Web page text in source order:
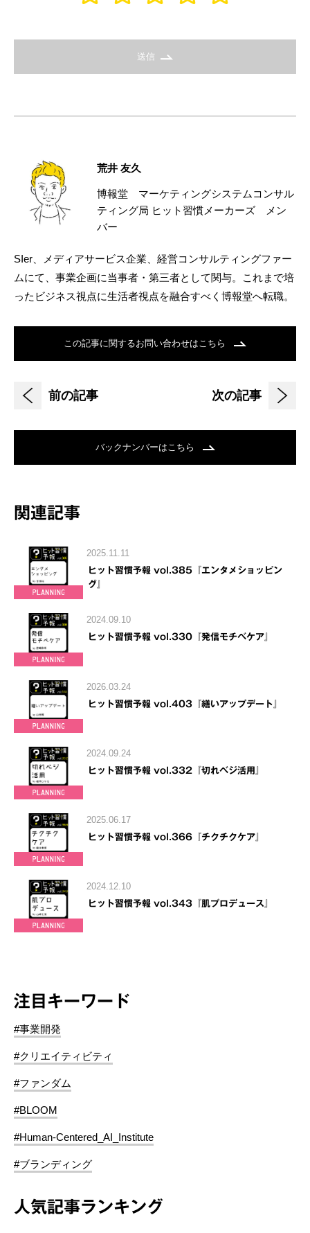
送信
荒井 友久
博報堂 マーケティングシステムコンサル
ティング局 ヒット習慣メーカーズ メン
バー
SIer、メディアサービス企業、経営コンサルティングファー
ムにて、事業企画に当事者・第三者として関与。これまで培
ったビジネス視点に生活者視点を融合すべく博報堂へ転職。
この記事に関するお問い合わせはこちら
前の記事 次の記事
バックナンバーはこちら
関連記事
2025.11.11
ヒット習慣予報 vol.385『エンタメショッピン
グ』
2024.09.10
ヒット習慣予報 vol.330『発信モチベケア』
2026.03.24
ヒット習慣予報 vol.403『繕いアップデート』
2024.09.24
ヒット習慣予報 vol.332『切れベジ活用』
2025.06.17
ヒット習慣予報 vol.366『チクチクケア』
2024.12.10
ヒット習慣予報 vol.343『肌プロデュース』
注目キーワード
#事業開発
#クリエイティビティ
#ファンダム
#BLOOM
#Human-Centered_AI_Institute
#ブランディング
人気記事ランキング